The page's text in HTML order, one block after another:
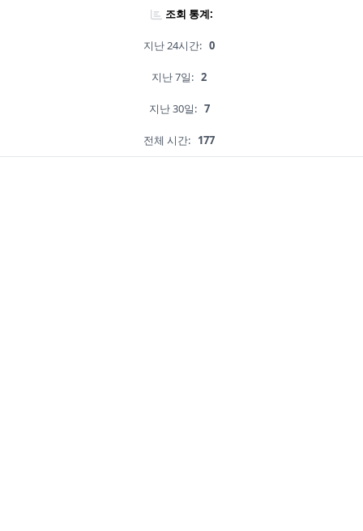
조회 통계:
지난 24시간: 0
지난 7일: 2
지난 30일: 7
전체 시간: 177